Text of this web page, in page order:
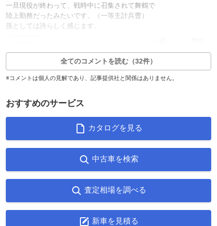
一旦現役が終わって、戦時中に召集されて舞鶴で
陸上勤務だったみたいです。（一等主計兵曹）
孫としては誇らしく感じます。
全てのコメントを読む（32件）
※コメントは個人の見解であり、記事提供社と関係はありません。
おすすめのサービス
カタログを見る
中古車を検索
査定相場を調べる
新車を見積る